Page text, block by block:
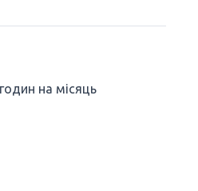
на місяць